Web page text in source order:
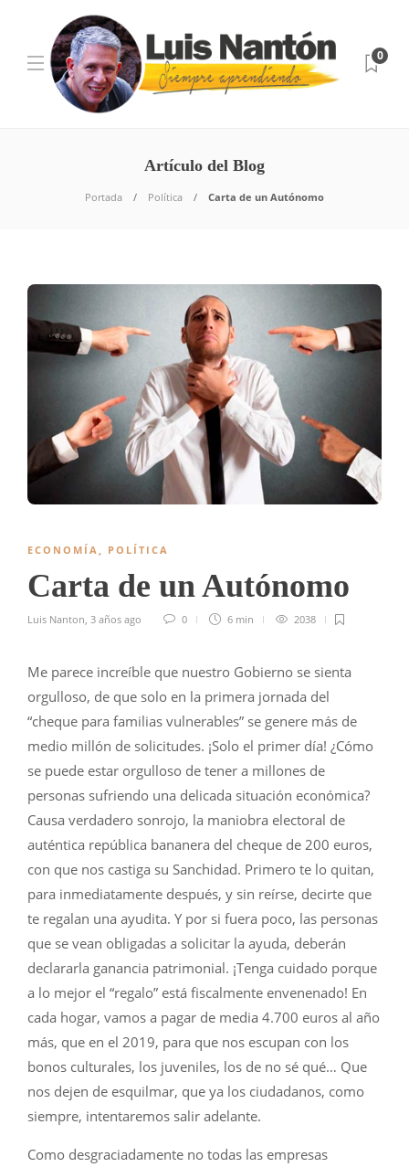
0
Artículo del Blog
Portada Política Carta de un Autónomo
ECONOMÍA POLÍTICA
Carta de un Autónomo
Luis Nanton 3 años ago 0 6 min 2038
Me parece increíble que nuestro Gobierno se sienta
orgulloso, de que solo en la primera jornada del
“cheque para familias vulnerables” se genere más de
medio millón de solicitudes. ¡Solo el primer día! ¿Cómo
se puede estar orgulloso de tener a millones de
personas sufriendo una delicada situación económica?
Causa verdadero sonrojo, la maniobra electoral de
auténtica república bananera del cheque de 200 euros,
con que nos castiga su Sanchidad. Primero te lo quitan,
para inmediatamente después, y sin reírse, decirte que
te regalan una ayudita. Y por si fuera poco, las personas
que se vean obligadas a solicitar la ayuda, deberán
declararla ganancia patrimonial. ¡Tenga cuidado porque
a lo mejor el “regalo” está fiscalmente envenenado! En
cada hogar, vamos a pagar de media 4.700 euros al año
más, que en el 2019, para que nos escupan con los
bonos culturales, los juveniles, los de no sé qué… Que
nos dejen de esquilmar, que ya los ciudadanos, como
siempre, intentaremos salir adelante.
Como desgraciadamente no todas las empresas